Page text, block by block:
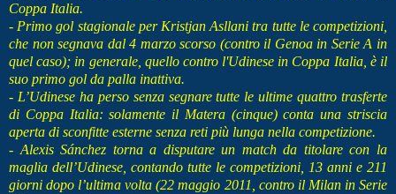
Coppa Italia.
- Primo gol stagionale per Kristjan Asllani tra tutte le competizioni,
che non segnava dal 4 marzo scorso (contro il Genoa in Serie A in
quel caso); in generale, quello contro l'Udinese in Coppa Italia, è il
suo primo gol da palla inattiva.
- L’Udinese ha perso senza segnare tutte le ultime quattro trasferte
di Coppa Italia: solamente il Matera (cinque) conta una striscia
aperta di sconfitte esterne senza reti più lunga nella competizione.
- Alexis Sánchez torna a disputare un match da titolare con la
maglia dell’Udinese, contando tutte le competizioni, 13 anni e 211
giorni dopo l’ultima volta (22 maggio 2011, contro il Milan in Serie